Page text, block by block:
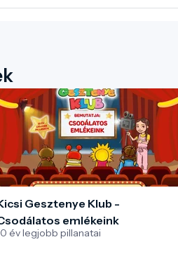
Gesztenye Klub -
emlékeink
év legjobb pillanatai